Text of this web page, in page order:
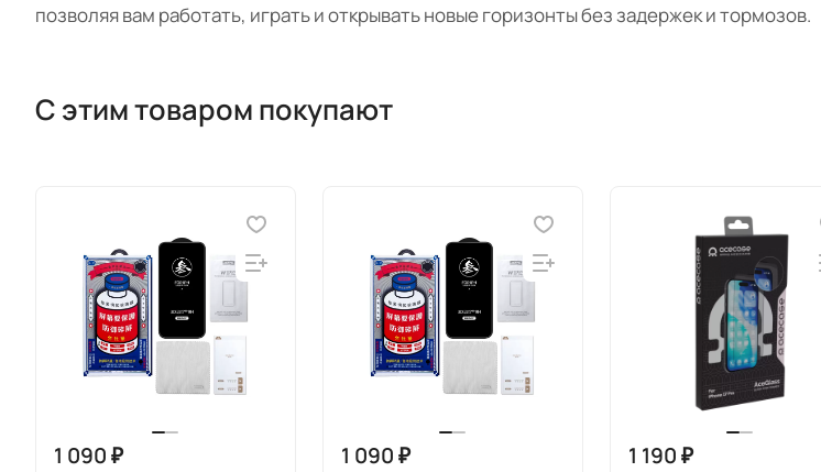
позволяя вам работать, играть и открывать новые горизонты без задержек и тормозов.
С этим товаром покупают
1 090 ₽ 1 090 ₽ 1 190 ₽